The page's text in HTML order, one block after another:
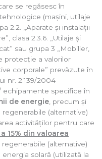
se regăsesc în
(maşini, utilaje
2.2. „Aparate şi instalaţii
clasa 2.3.6. „Utilaje şi
sau grupa 3 „Mobilier,
protecţie a valorilor
corporale” prevăzute în
nr. 2.139/2004
echipamente specifice în
de energie , precum şi
(alternative)
activităţilor pentru care
15% din valoarea
regenerabile (alternative)
solară (utilizată la